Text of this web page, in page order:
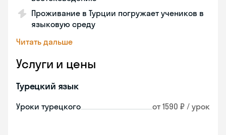
Проживание в Турции погружает учеников в
языковую среду
Читать дальше
Услуги и цены
Турецкий язык
Уроки турецкого от 1590 ₽ / урок